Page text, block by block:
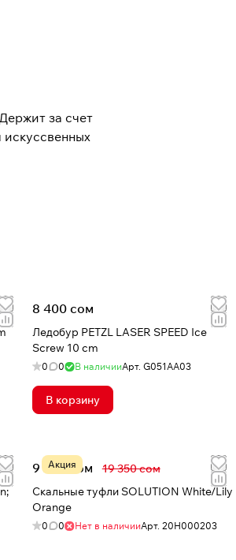
за счет
8 400 сом
Ледобур PETZL LASER SPEED Ice
Screw 10 cm
0 0 В наличииАрт. G051AA03
В корзину
Акция
9 209 сом
19 350 сом
Скальные туфли SOLUTION White/Lily
Orange
0 0 Нет в наличииАрт. 20H000203